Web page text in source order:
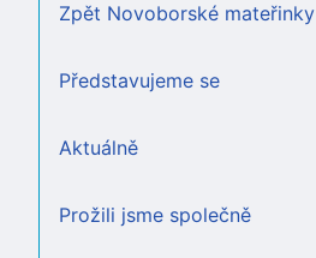
Zpět Novoborské mateřinky
Představujeme se
Aktuálně
Prožili jsme společně